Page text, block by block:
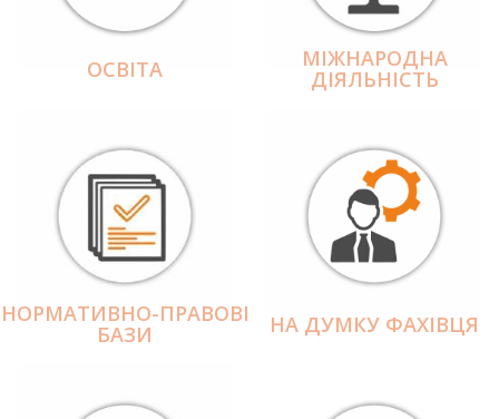
ОСВІТА МІЖНАРОДНА
ДІЯЛЬНІCТЬ
НОРМАТИВНО-ПРАВОВІ
БАЗИ НА ДУМКУ ФАХІВЦЯ